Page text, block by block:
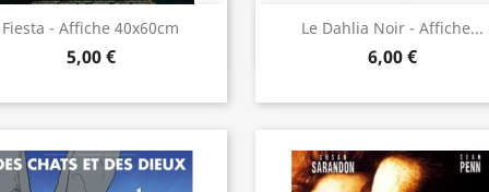
Fiesta - Affiche 40x60cm
5,00 €
Aperçu rapide Le Dahlia Noir - Affiche...
6,00 €
Aperçu rapide